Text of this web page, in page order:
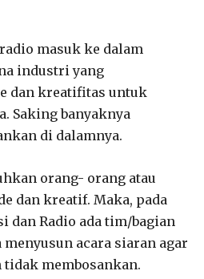
masuk ke dalam
industri yang
dan kreatifitas untuk
Saking banyaknya
di dalamnya.
orang- orang atau
dan kreatif. Maka, pada
dan Radio ada tim/bagian
acara siaran agar
membosankan.